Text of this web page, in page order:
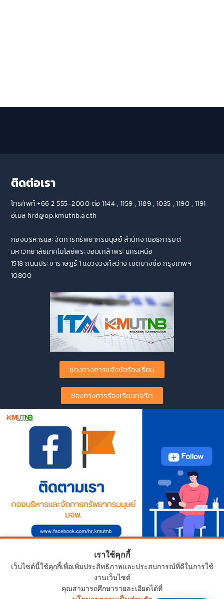
เราใช้คุกกี้
เว็บไซต์นี้ใช้คุกกี้เพื่อเพิ่มประสิทธิภาพและประสบการณ์ที่ดีในการใช้
งานเว็บไซต์
คุณสามารถศึกษารายละเอียดได้ที่
ติดต่อเรา
โทรศัพท์ +66 2 555-2000 ต่อ 1144 , 1159 , 1189 , 1035 , 1190 , 1191
อีเมล hrd@op.kmutnb.ac.th
กองบริหารและจัดการทรัพยากรมนุษย์ สำนักงานอธิการบดี
มหาวิทยาลัยเทคโนโลยีพระจอมเกล้าพระนครเหนือ
1518 ถนนประชาราษฎร์ 1 แขวงวงศ์สว่าง เขตบางซื่อ กรุงเทพฯ
10800
ช่องทางการแจ้งข้อร้องเรียน
ช่องทางการร้องเรียนทุจริต